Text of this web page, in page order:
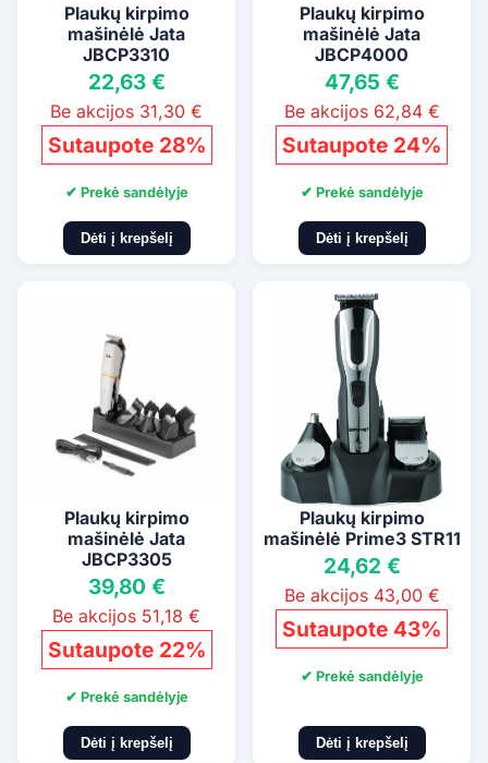
Plaukų kirpimo
mašinėlė Jata
JBCP3310
22,63 €
Be akcijos 31,30 €
Sutaupote 28%
✔ Prekė sandėlyje
Dėti į krepšelį
Plaukų kirpimo
mašinėlė Jata
JBCP4000
47,65 €
Be akcijos 62,84 €
Sutaupote 24%
✔ Prekė sandėlyje
Dėti į krepšelį
Plaukų kirpimo
mašinėlė Jata
JBCP3305
39,80 €
Be akcijos 51,18 €
Sutaupote 22%
✔ Prekė sandėlyje
Dėti į krepšelį
Plaukų kirpimo
mašinėlė Prime3 STR11
24,62 €
Be akcijos 43,00 €
Sutaupote 43%
✔ Prekė sandėlyje
Dėti į krepšelį